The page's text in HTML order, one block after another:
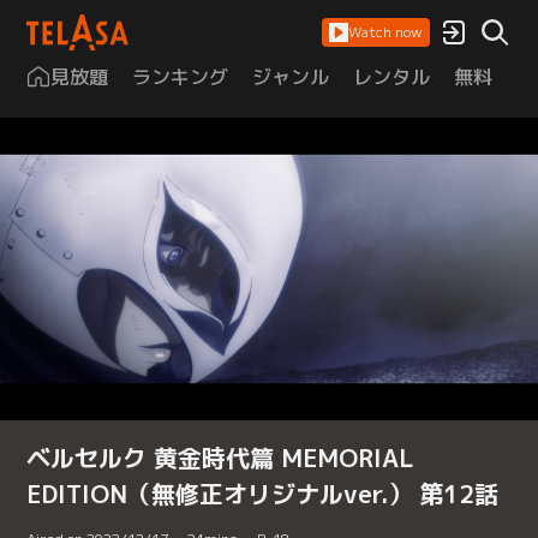
Watch now
見放題 ランキング ジャンル レンタル 無料
ベルセルク 黄金時代篇 MEMORIAL
EDITION（無修正オリジナルver.） 第12話